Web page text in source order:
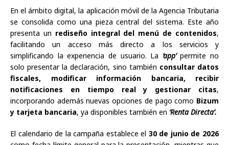
En el ámbito digital, la aplicación móvil de la Agencia Tributaria
se consolida como una pieza central del sistema. Este año
presenta un rediseño integral del menú de contenidos,
facilitando un acceso más directo a los servicios y
simplificando la experiencia de usuario. La ‘app’permite no
solo presentar la declaración, sino también consultar datos
fiscales, modificar información bancaria, recibir
notificaciones en tiempo real y gestionar citas,
incorporando además nuevas opciones de pago como Bizum
y tarjeta bancaria, ya disponibles también en ‘Renta Directa’.
El calendario de la campaña establece el 30 de junio de 2026